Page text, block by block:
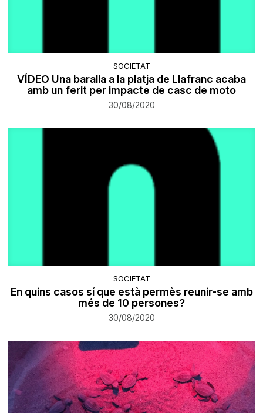
SOCIETAT
VÍDEO Una baralla a la platja de Llafranc acaba
amb un ferit per impacte de casc de moto
30/08/2020
SOCIETAT
En quins casos sí que està permès reunir-se amb
més de 10 persones?
30/08/2020